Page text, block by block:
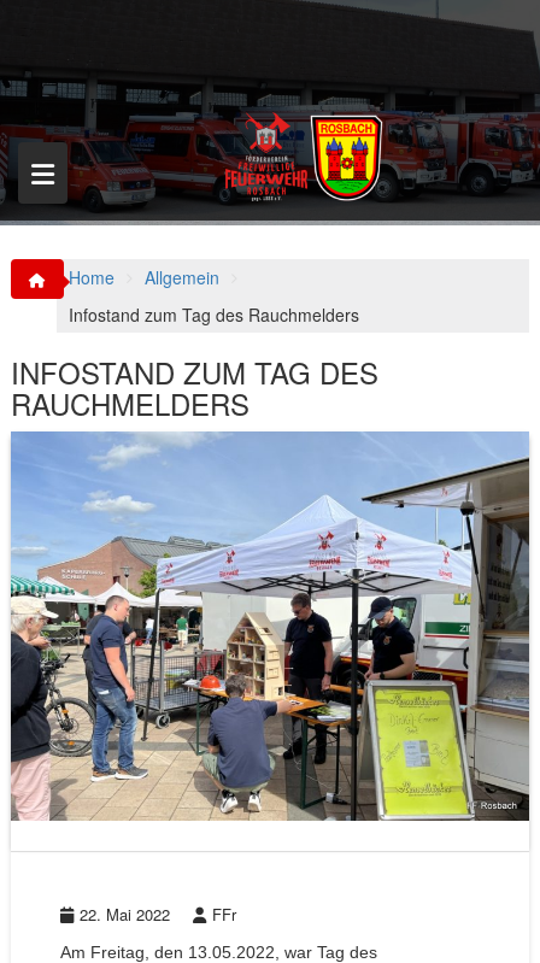
p
o
c
o
n
t
Home
Allgemein
Infostand zum Tag des Rauchmelders
INFOSTAND ZUM TAG DES
RAUCHMELDERS
22. Mai 2022 FFr
Am Freitag, den 13.05.2022, war Tag des